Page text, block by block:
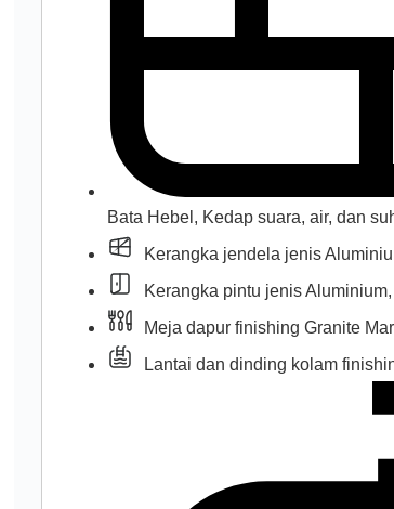
Bata Hebel, Kedap suara, air, dan
Kerangka jendela jenis
Kerangka pintu jenis
Meja dapur finishing Granite
Lantai dan dinding kolam